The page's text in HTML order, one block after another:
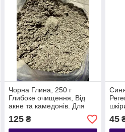
Чорна Глина, 250 г
Глибоке очищення, Від
акне та камедонів. Для
жирної шкіри Термін до
08/2027
125₴ 45